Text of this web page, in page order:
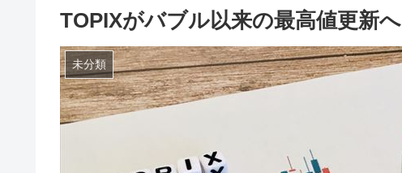
TOPIXがバブル以来の最高値更新へ
未分類